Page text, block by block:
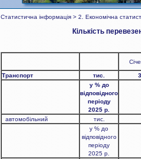
Статистична інформація > 2. Економічна
Кількість
Транспорт тис.
у % до
відповідного
періоду
2025 р.
автомобільний
тис.
у % до
відповідного
періоду
2025 р.